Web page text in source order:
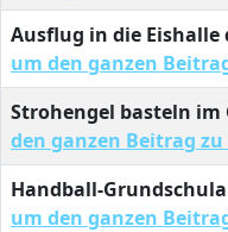
Ausflug in die Eishalle
um den ganzen
Strohengel basteln im
den ganzen Beitrag zu
Handball-
um den ganzen